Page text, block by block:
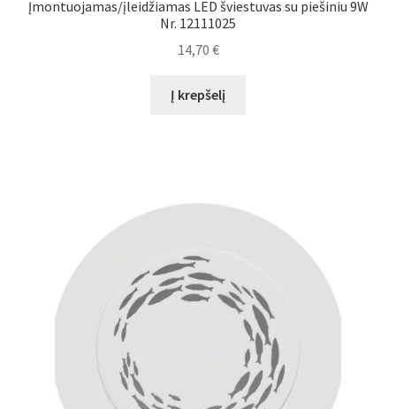
Įmontuojamas/įleidžiamas LED šviestuvas su piešiniu 9W
Nr. 12111025
14,70 €
Į krepšelį